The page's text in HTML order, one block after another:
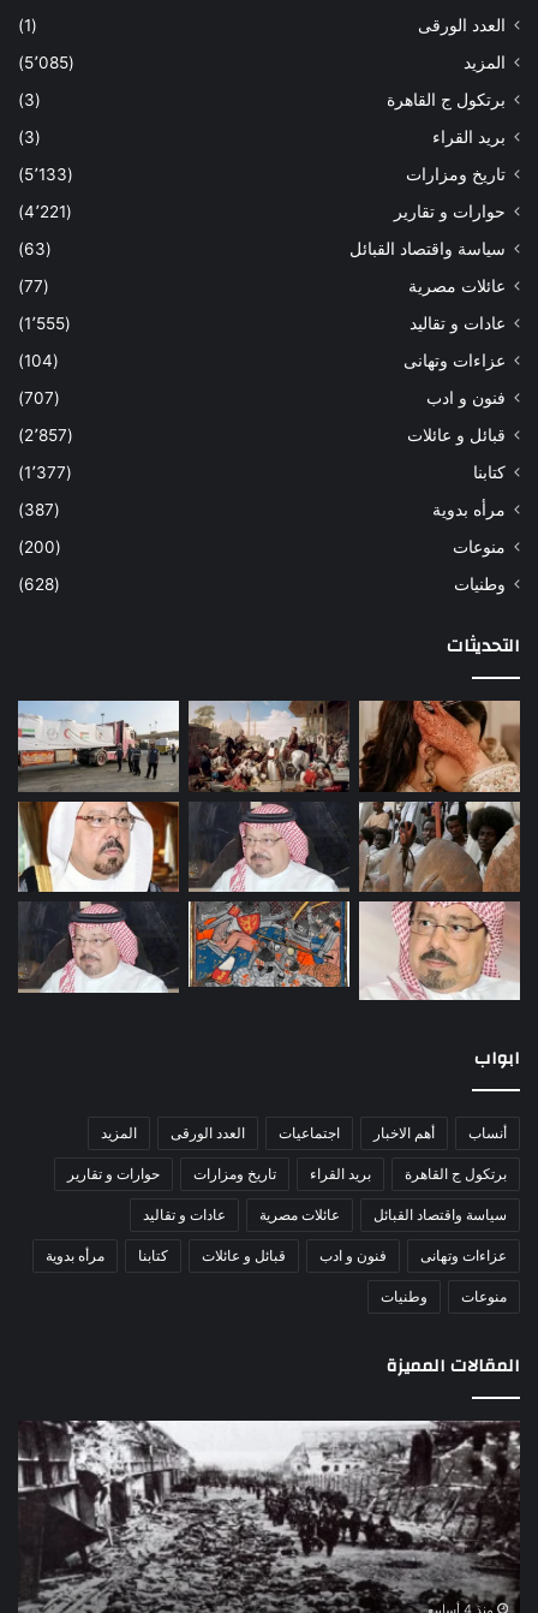
العدد الورقى
(1)
المزيد
(5٬085)
برتكول ج القاهرة
(3)
بريد القراء
(3)
تاريخ ومزارات
(5٬133)
حوارات و تقارير
(4٬221)
سياسة واقتصاد القبائل
(63)
عائلات مصرية
(77)
عادات و تقاليد
(1٬555)
عزاءات وتهانى
(104)
فنون و ادب
(707)
قبائل و عائلات
(2٬857)
كتابنا
(1٬377)
مرأه بدوية
(387)
منوعات
(200)
وطنيات
(628)
التحديثات
ابواب
أنساب أهم الاخبار اجتماعيات العدد الورقى المزيد
برتكول ج القاهرة بريد القراء تاريخ ومزارات حوارات و تقارير
سياسة واقتصاد القبائل عائلات مصرية عادات و تقاليد
عزاءات وتهانى فنون و ادب قبائل و عائلات كتابنا مرأه بدوية
منوعات وطنيات
المقالات المميزة
مذبحة
اللد..
القصة
الكاملة
لإحدى
أكبر
المجازر
وعمليات
منذ 4 أسابيع
–